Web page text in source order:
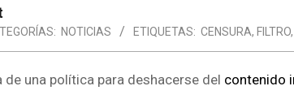
NOTICIAS ETIQUETAS: CENSURA, FILTRO,
de una política para deshacerse del contenido